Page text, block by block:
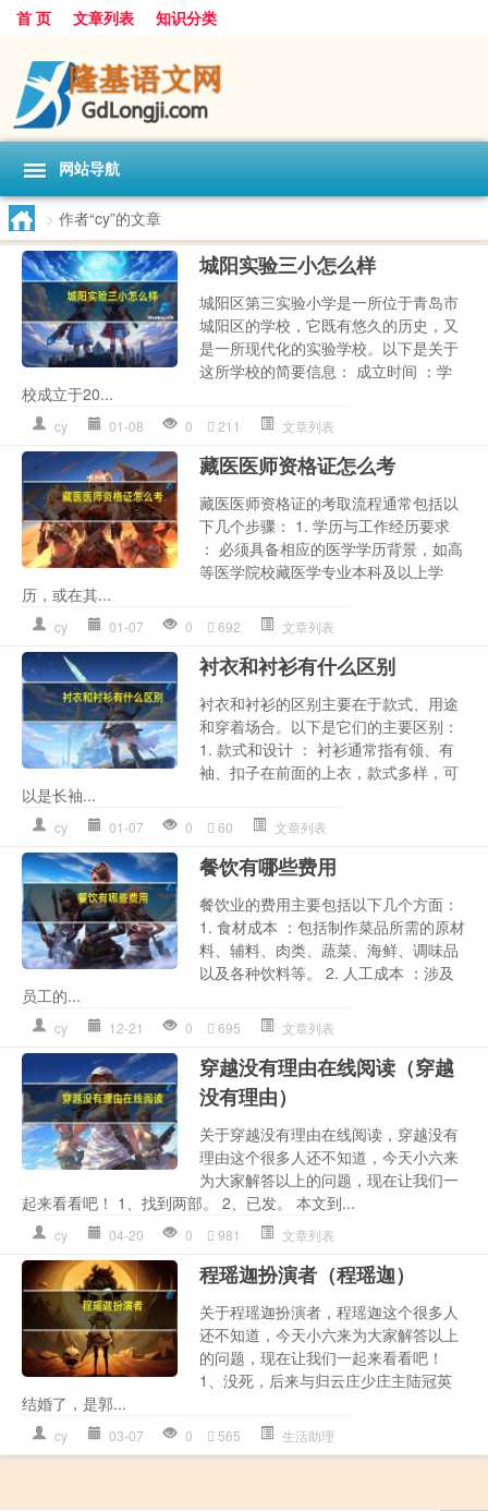
首 页 文章列表 知识分类
网站导航
> 作者“cy”的文章
城阳实验三小怎么样
城阳区第三实验小学是一所位于青岛市
城阳区的学校，它既有悠久的历史，又
是一所现代化的实验学校。以下是关于
这所学校的简要信息： 成立时间 ：学
校成立于20...
cy 01-08 0 211 文章列表
藏医医师资格证怎么考
藏医医师资格证的考取流程通常包括以
下几个步骤： 1. 学历与工作经历要求
： 必须具备相应的医学学历背景，如高
等医学院校藏医学专业本科及以上学
历，或在其...
cy 01-07 0 692 文章列表
衬衣和衬衫有什么区别
衬衣和衬衫的区别主要在于款式、用途
和穿着场合。以下是它们的主要区别：
1. 款式和设计 ： 衬衫通常指有领、有
袖、扣子在前面的上衣，款式多样，可
以是长袖...
cy 01-07 0 60 文章列表
餐饮有哪些费用
餐饮业的费用主要包括以下几个方面：
1. 食材成本 ：包括制作菜品所需的原材
料、辅料、肉类、蔬菜、海鲜、调味品
以及各种饮料等。 2. 人工成本 ：涉及
员工的...
cy 12-21 0 695 文章列表
穿越没有理由在线阅读（穿越
没有理由）
关于穿越没有理由在线阅读，穿越没有
理由这个很多人还不知道，今天小六来
为大家解答以上的问题，现在让我们一
起来看看吧！ 1、找到两部。 2、已发。 本文到...
cy 04-20 0 981 文章列表
程瑶迦扮演者（程瑶迦）
关于程瑶迦扮演者，程瑶迦这个很多人
还不知道，今天小六来为大家解答以上
的问题，现在让我们一起来看看吧！
1、没死，后来与归云庄少庄主陆冠英
结婚了，是郭...
cy 03-07 0 565 生活助理